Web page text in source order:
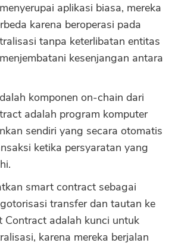
aplikasi biasa, mereka
karena beroperasi pada
tanpa keterlibatan entitas
kesenjangan antara
komponen on-chain dari
adalah program komputer
sendiri yang secara otomatis
ketika persyaratan yang
smart contract sebagai
transfer dan tautan ke
Contract adalah kunci untuk
karena mereka berjalan